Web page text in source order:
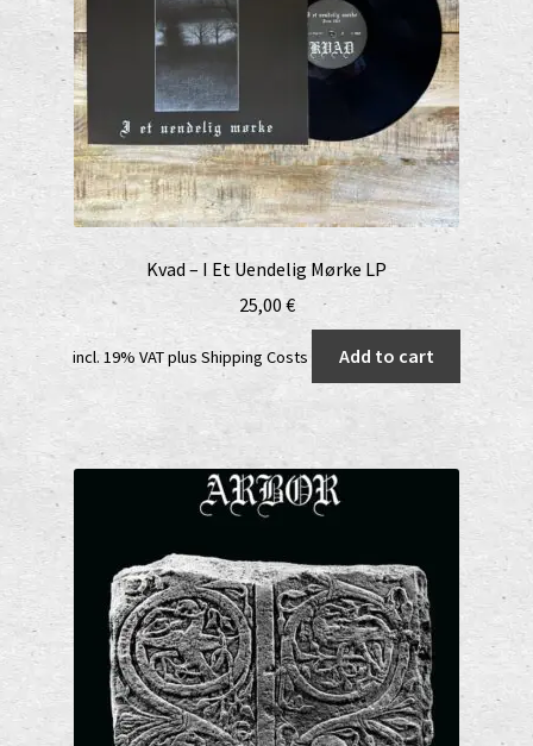
Kvad – I Et Uendelig Mørke LP
25,00 €
incl. 19% VATplus Shipping Costs Add to cart